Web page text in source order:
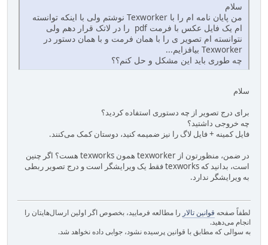
سلام
من پایان نامه ام را با Texworker نوشتم ولی با اینکه توانسته
ام یک فایل عکس با فرمت pdf را در لاتک قرار دهم ولی
نتوانسته ام تصویر ی را با همان فرمت و با همان دستور در
Texworker بیافزایم...
چه طوری باید این مشکل و حل کنم؟؟
سلام
برای درج تصویر از چه دستوری استفاده کردید؟
چه خروجی داشتید؟
فایل کمینه + فایل لاگ را نیز ضمیمه کنید، دوستان کمک می‌کنند.
در ضمن، منظورتون از texworker همون texworks هست؟ اگر چنین
است، بدانید که texworks فقط یک ویرایشگر است و درج تصویر ربطی
به ویرایشگر ندارد.
لطفاً صفحه قوانین تالار را مطالعه فرمایید، بخصوص اگر اولین ارسال‌هایتان را
انجام می‌دهید.
به سوالی که مطابق با قوانین پرسیده نشود، جوابی داده نخواهد شد.